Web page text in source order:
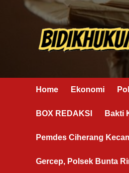
Home Ekonomi
BOX REDAKSI Bakti
Pemdes Ciherang
Gercep, Polsek Bunta